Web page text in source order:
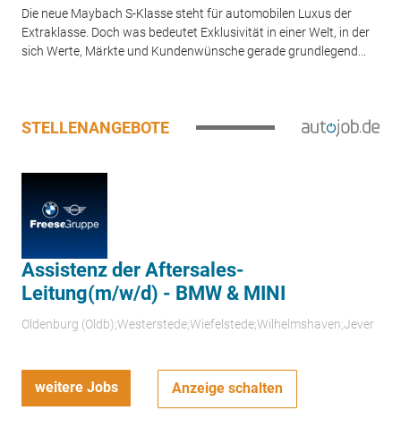
Die neue Maybach S-Klasse steht für automobilen Luxus der
Extraklasse. Doch was bedeutet Exklusivität in einer Welt, in der
sich Werte, Märkte und Kundenwünsche gerade grundlegend...
STELLENANGEBOTE
Assistenz der Aftersales-
Leitung(m/w/d) - BMW & MINI
Oldenburg (Oldb);Westerstede;Wiefelstede;Wilhelmshaven;Jever
weitere Jobs Anzeige schalten